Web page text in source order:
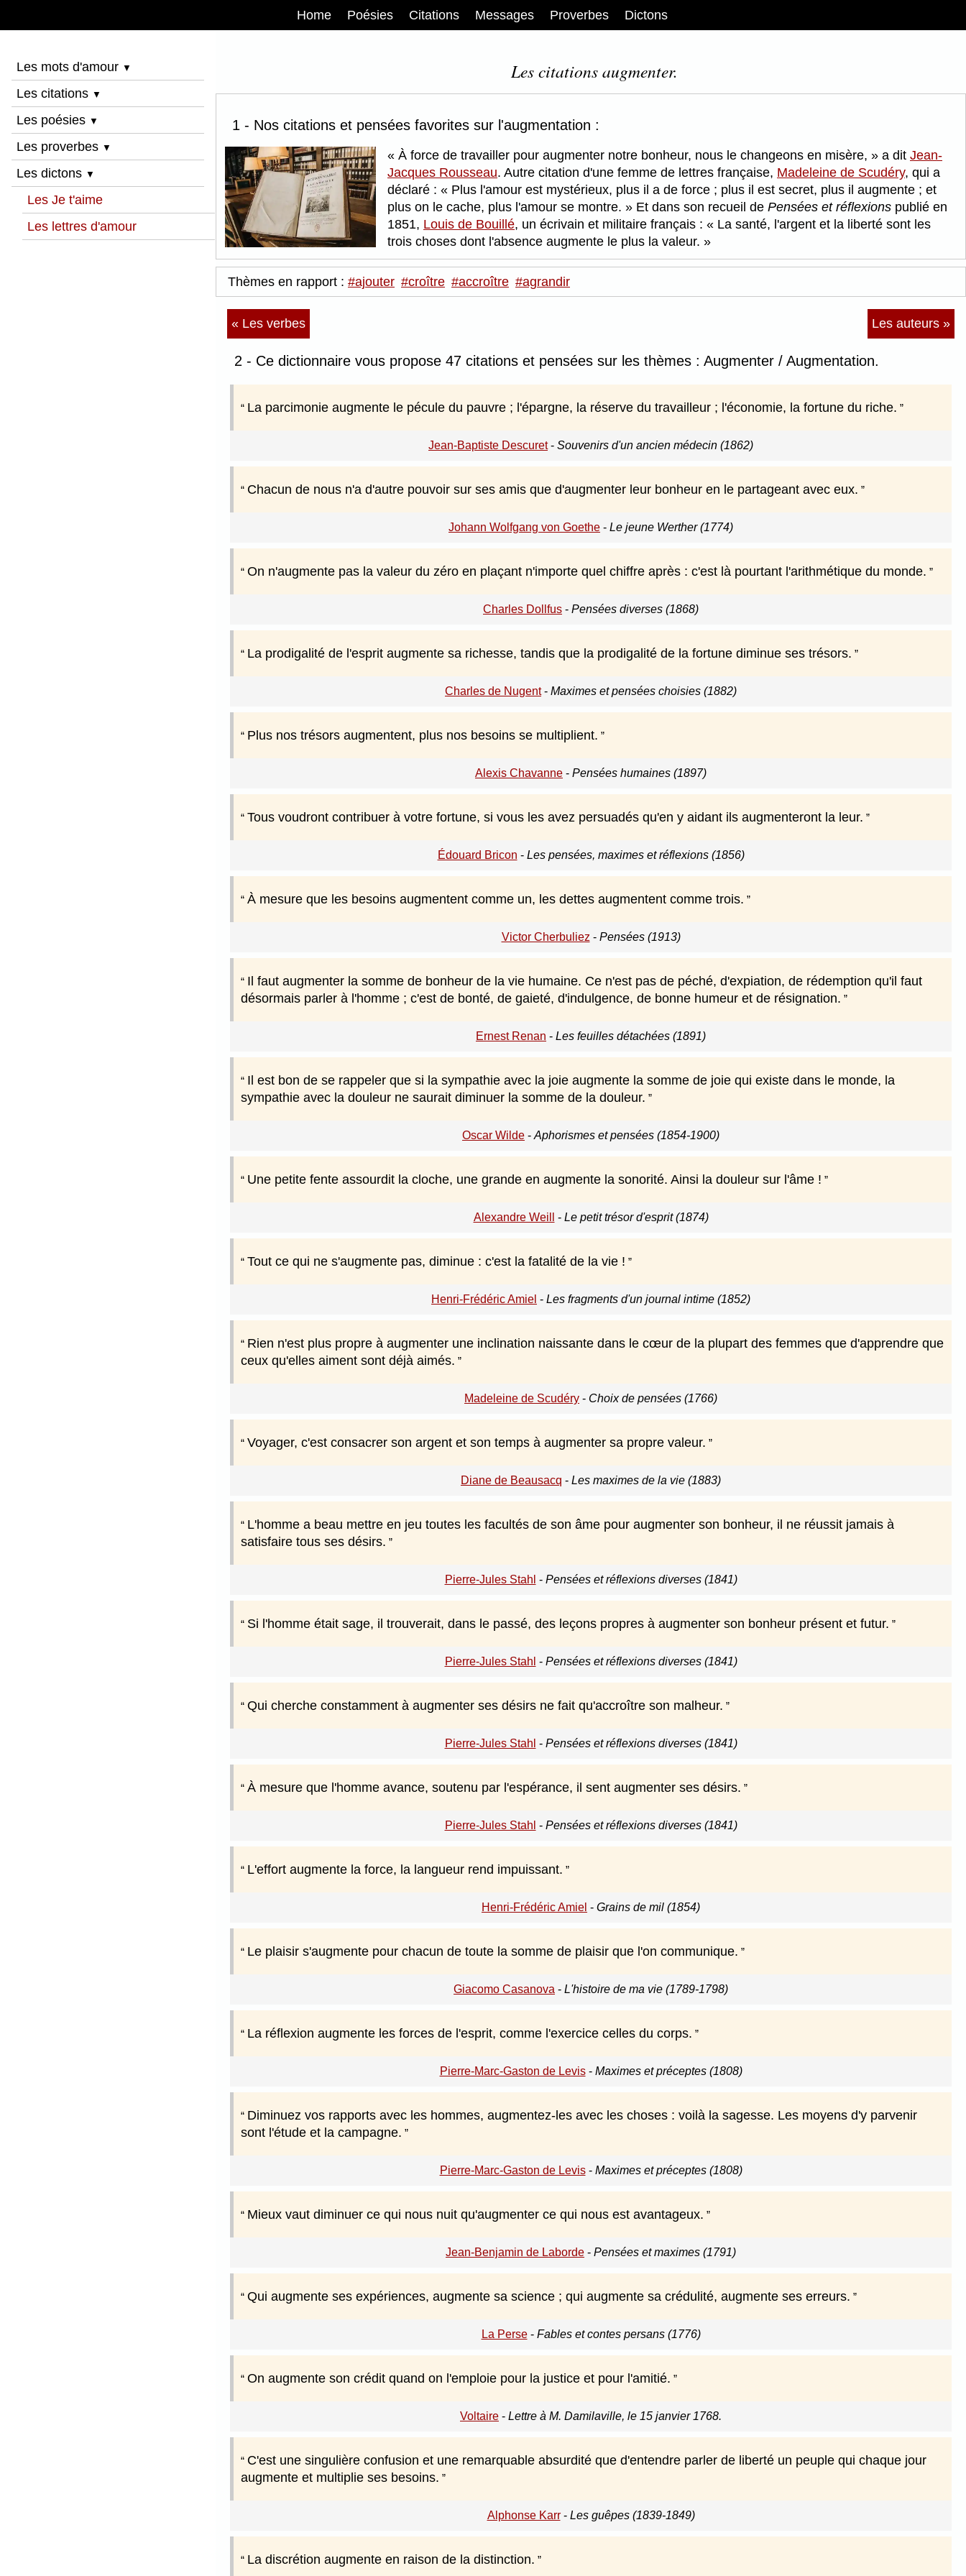
Home Poésies Citations Messages Proverbes Dictons
Les mots d'amour ▼
Les citations ▼
Les poésies ▼
Les proverbes ▼
Les dictons ▼
Les Je t'aime
Les lettres d'amour
Les citations augmenter.
1 - Nos citations et pensées favorites sur l'augmentation :
À force de travailler pour augmenter notre bonheur, nous le changeons en misère, a dit Jean-
Jacques Rousseau. Autre citation d'une femme de lettres française, Madeleine de Scudéry, qui a
déclaré :
Plus l'amour est mystérieux, plus il a de force ; plus il est secret, plus il augmente ; et
plus on le cache, plus l'amour se montre.
Et dans son recueil de Pensées et réflexions publié en
1851, Louis de Bouillé, un écrivain et militaire français :
La santé, l'argent et la liberté sont les
trois choses dont l'absence augmente le plus la valeur.
Thèmes en rapport : #ajouter #croître #accroître #agrandir
« Les verbes Les auteurs »
2 - Ce dictionnaire vous propose 47 citations et pensées sur les thèmes : Augmenter / Augmentation.
La parcimonie augmente le pécule du pauvre ; l'épargne, la réserve du travailleur ; l'économie, la fortune du riche.
Jean-Baptiste Descuret- Souvenirs d'un ancien médecin (1862)
Chacun de nous n'a d'autre pouvoir sur ses amis que d'augmenter leur bonheur en le partageant avec eux.
Johann Wolfgang von Goethe - Le jeune Werther (1774)
On n'augmente pas la valeur du zéro en plaçant n'importe quel chiffre après : c'est là pourtant l'arithmétique du monde.
Charles Dollfus - Pensées diverses (1868)
La prodigalité de l'esprit augmente sa richesse, tandis que la prodigalité de la fortune diminue ses trésors.
Charles de Nugent- Maximes et pensées choisies (1882)
Plus nos trésors augmentent, plus nos besoins se multiplient.
Alexis Chavanne - Pensées humaines (1897)
Tous voudront contribuer à votre fortune, si vous les avez persuadés qu'en y aidant ils augmenteront la leur.
Édouard Bricon - Les pensées, maximes et réflexions (1856)
À mesure que les besoins augmentent comme un, les dettes augmentent comme trois.
Victor Cherbuliez - Pensées (1913)
Il faut augmenter la somme de bonheur de la vie humaine. Ce n'est pas de péché, d'expiation, de rédemption qu'il faut
désormais parler à l'homme ; c'est de bonté, de gaieté, d'indulgence, de bonne humeur et de résignation.
Ernest Renan - Les feuilles détachées (1891)
Il est bon de se rappeler que si la sympathie avec la joie augmente la somme de joie qui existe dans le monde, la
sympathie avec la douleur ne saurait diminuer la somme de la douleur.
Oscar Wilde - Aphorismes et pensées (1854-1900)
Une petite fente assourdit la cloche, une grande en augmente la sonorité. Ainsi la douleur sur l'âme !
Alexandre Weill - Le petit trésor d'esprit (1874)
Tout ce qui ne s'augmente pas, diminue : c'est la fatalité de la vie !
Henri-Frédéric Amiel - Les fragments d'un journal intime (1852)
Rien n'est plus propre à augmenter une inclination naissante dans le cœur de la plupart des femmes que d'apprendre que
ceux qu'elles aiment sont déjà aimés.
Madeleine de Scudéry - Choix de pensées (1766)
Voyager, c'est consacrer son argent et son temps à augmenter sa propre valeur.
Diane de Beausacq - Les maximes de la vie (1883)
L'homme a beau mettre en jeu toutes les facultés de son âme pour augmenter son bonheur, il ne réussit jamais à
satisfaire tous ses désirs.
Pierre-Jules Stahl - Pensées et réflexions diverses (1841)
Si l'homme était sage, il trouverait, dans le passé, des leçons propres à augmenter son bonheur présent et futur.
Pierre-Jules Stahl - Pensées et réflexions diverses (1841)
Qui cherche constamment à augmenter ses désirs ne fait qu'accroître son malheur.
Pierre-Jules Stahl - Pensées et réflexions diverses (1841)
À mesure que l'homme avance, soutenu par l'espérance, il sent augmenter ses désirs.
Pierre-Jules Stahl - Pensées et réflexions diverses (1841)
L'effort augmente la force, la langueur rend impuissant.
Henri-Frédéric Amiel - Grains de mil (1854)
Le plaisir s'augmente pour chacun de toute la somme de plaisir que l'on communique.
Giacomo Casanova - L'histoire de ma vie (1789-1798)
La réflexion augmente les forces de l'esprit, comme l'exercice celles du corps.
Pierre-Marc-Gaston de Levis- Maximes et préceptes (1808)
Diminuez vos rapports avec les hommes, augmentez-les avec les choses : voilà la sagesse. Les moyens d'y parvenir
sont l'étude et la campagne.
Pierre-Marc-Gaston de Levis- Maximes et préceptes (1808)
Mieux vaut diminuer ce qui nous nuit qu'augmenter ce qui nous est avantageux.
Jean-Benjamin de Laborde - Pensées et maximes (1791)
Qui augmente ses expériences, augmente sa science ; qui augmente sa crédulité, augmente ses erreurs.
La Perse- Fables et contes persans (1776)
On augmente son crédit quand on l'emploie pour la justice et pour l'amitié.
Voltaire - Lettre à M. Damilaville, le 15 janvier 1768.
C'est une singulière confusion et une remarquable absurdité que d'entendre parler de liberté un peuple qui chaque jour
augmente et multiplie ses besoins.
Alphonse Karr- Les guêpes (1839-1849)
La discrétion augmente en raison de la distinction.